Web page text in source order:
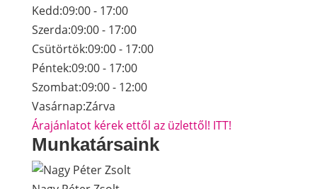
Kedd:09:00 - 17:00
Szerda:09:00 - 17:00
Csütörtök:09:00 - 17:00
Péntek:09:00 - 17:00
Szombat:09:00 - 12:00
Vasárnap:Zárva
Árajánlatot kérek ettől az üzlettől! ITT!
Munkatársaink